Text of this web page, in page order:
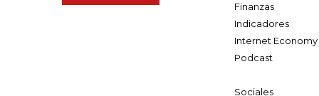
Finanzas
Indicadores
Internet Economy
Podcast
Sociales